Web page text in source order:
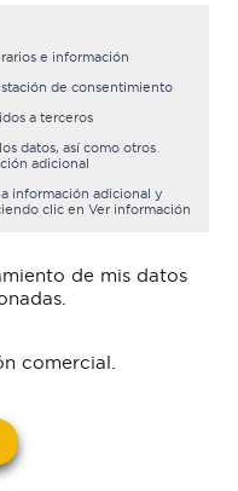
e información
de consentimiento
a terceros
datos, así como otros
adicional
información adicional y
clic en Ver información
de mis datos
comercial.